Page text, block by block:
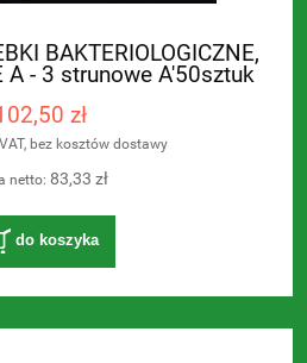
BAKTERIOLOGICZNE,
A - 3 strunowe A'50sztuk
zł
bez kosztów dostawy
netto: 83,33 zł
do koszyka